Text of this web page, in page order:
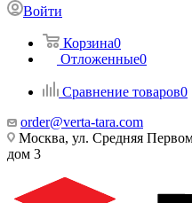
Войти
Корзина0
Отложенные0
Сравнение товаров0
order@verta-tara.com
Москва, ул. Средняя
дом 3